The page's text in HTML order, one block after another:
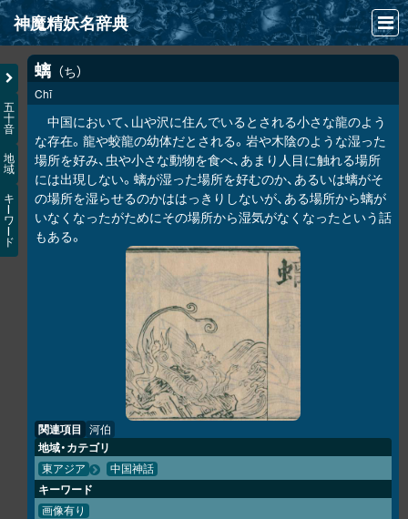
神魔精妖名辞典
NEWS
INFO
文献
検索
凖項目
画像資料便覧
五
十
音
地
域
キ
ワ
ド
螭 ち
Chī
中国において、山や沢に住んでいるとされる小さな龍のよう
な存在。龍や蛟龍の幼体だとされる。岩や木陰のような湿った
場所を好み、虫や小さな動物を食べ、あまり人目に触れる場所
には出現しない。螭が湿った場所を好むのか、あるいは螭がそ
の場所を湿らせるのかははっきりしないが、ある場所から螭が
いなくなったがためにその場所から湿気がなくなったという話
もある。
関連項目 河伯
地域・カテゴリ
東アジア 中国神話
キーワード
画像有り